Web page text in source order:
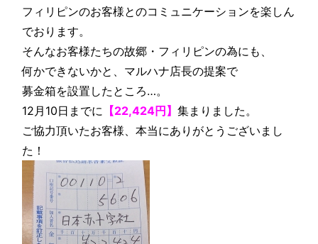
フィリピンのお客様とのコミュニケーションを楽しん
でおります。
そんなお客様たちの故郷・フィリピンの為にも、
何かできないかと、マルハナ店長の提案で
募金箱を設置したところ…。
12月10日までに 【22,424円】集まりました。
ご協力頂いたお客様、本当にありがとうございまし
た！